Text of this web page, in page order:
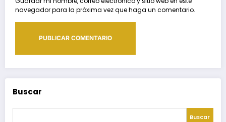
navegador para la próxima vez que haga un comentario.
Buscar
Buscar